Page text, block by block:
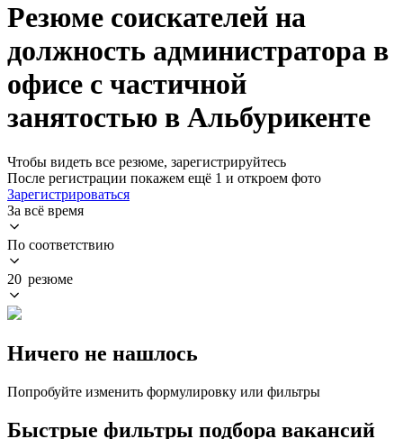
Резюме соискателей на
должность администратора в
офисе с частичной
занятостью в Альбурикенте
Чтобы видеть все резюме, зарегистрируйтесь
После регистрации покажем ещё 1 и откроем фото
Зарегистрироваться
За всё время
По соответствию
20 резюме
Ничего не нашлось
Попробуйте изменить формулировку или фильтры
Быстрые фильтры подбора вакансий